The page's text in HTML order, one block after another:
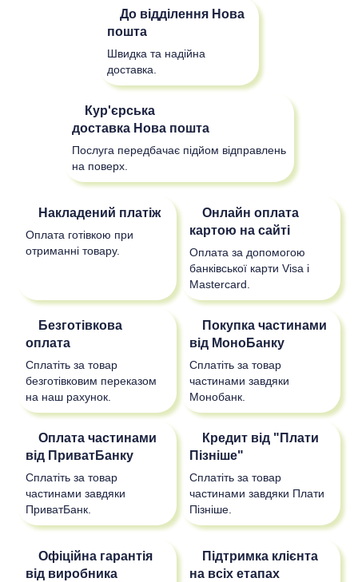
До відділення Нова
пошта
Швидка та надійна
доставка.
Кур'єрська
доставка Нова пошта
Послуга передбачає підйом відправлень
на поверх.
Накладений платіж
Оплата готівкою при
отриманні товару.
Онлайн оплата
картою на сайті
Оплата за допомогою
банківської карти Visa і
Mastercard.
Безготівкова
оплата
Сплатіть за товар
безготівковим переказом
на наш рахунок.
Покупка частинами
від МоноБанку
Сплатіть за товар
частинами завдяки
Монобанк.
Оплата частинами
від ПриватБанку
Сплатіть за товар
частинами завдяки
ПриватБанк.
Кредит від "Плати
Пізніше"
Сплатіть за товар
частинами завдяки Плати
Пізніше.
Офіційна гарантія
від виробника
Підтримка клієнта
на всіх етапах